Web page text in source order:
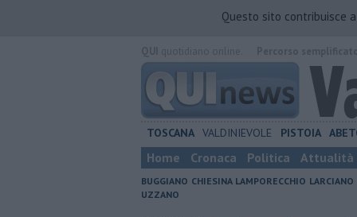
Questo sito contribuisce
TOSCANA VALDINIEVOLE PISTOIA
Home Cronaca Politica Attualità
BUGGIANO CHIESINA LAMPORECCHIO LARCIANO
UZZANO